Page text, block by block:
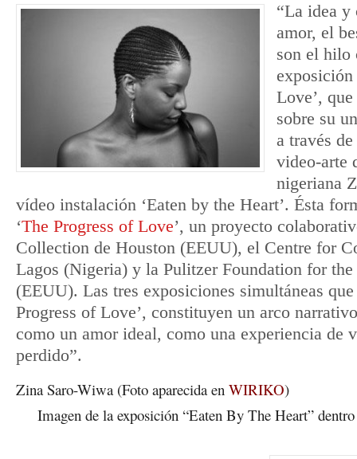
“La idea y
amor, el
son el hilo
exposición
Love’,
sobre su
a través
video-arte
nigeriana
vídeo instalación ‘Eaten by the Heart’. Ésta
‘The Progress of Love’, un proyecto
Collection de Houston (EEUU), el Centre for
Lagos (Nigeria) y la Pulitzer Foundation for
(EEUU). Las tres exposiciones simultáneas
Progress of Love’, constituyen un arco
como un amor ideal, como una experiencia de
perdido”.
Zina Saro-Wiwa (Foto aparecida en WIRIKO)
Imagen de la exposición “Eaten By The Heart”